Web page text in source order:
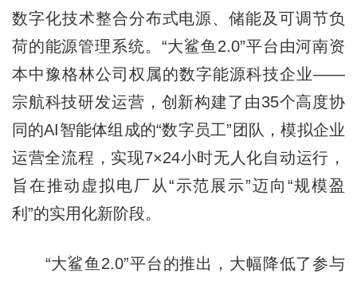
数字化技术整合分布式电源、储能及可调节负
荷的能源管理系统。“大鲨鱼2.0”平台由河南资
本中豫格林公司权属的数字能源科技企业——
宗航科技研发运营，创新构建了由35个高度协
同的AI智能体组成的“数字员工”团队，模拟企业
运营全流程，实现7×24小时无人化自动运行，
旨在推动虚拟电厂从“示范展示”迈向“规模盈
利”的实用化新阶段。
“大鲨鱼2.0”平台的推出，大幅降低了参与